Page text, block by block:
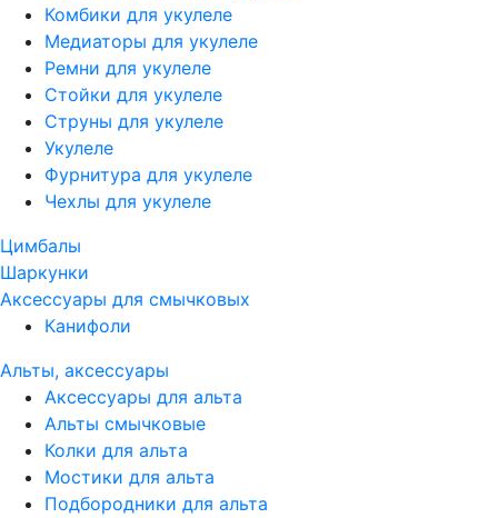
Комбики для укулеле
Медиаторы для укулеле
Ремни для укулеле
Стойки для укулеле
Струны для укулеле
Укулеле
Фурнитура для укулеле
Чехлы для укулеле
Цимбалы
Шаркунки
Аксессуары для смычковых
Канифоли
Альты, аксессуары
Аксессуары для альта
Альты смычковые
Колки для альта
Мостики для альта
Подбородники для альта